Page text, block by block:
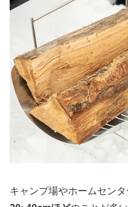
キャンプ場やホームセンタ